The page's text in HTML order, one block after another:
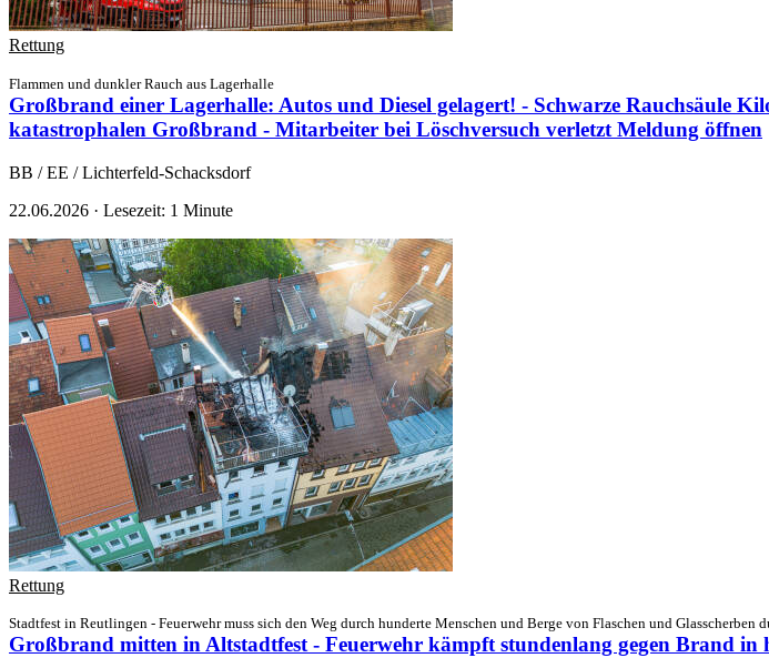
Rettung
Flammen und dunkler Rauch aus Lagerhalle
Großbrand einer Lagerhalle: Autos und Diesel gelagert! - Schwarze Rauchsäule
katastrophalen Großbrand - Mitarbeiter bei Löschversuch verletzt Meldung öffnen
BB / EE / Lichterfeld-Schacksdorf
22.06.2026 · Lesezeit: 1 Minute
Rettung
Stadtfest in Reutlingen - Feuerwehr muss sich den Weg durch hunderte Menschen und Berge von Flaschen und Glasscherben
Großbrand mitten in Altstadtfest - Feuerwehr kämpft stundenlang gegen Brand in